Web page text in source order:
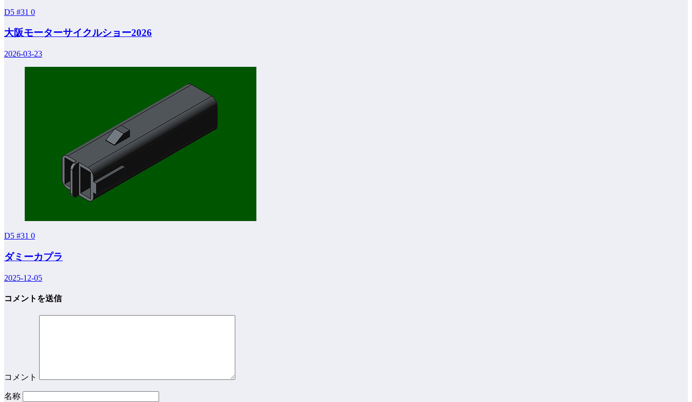
D5 #31 0
大阪モーターサイクルショー2026
2026-03-23
D5 #31 0
ダミーカプラ
2025-12-05
コメントを送信
コメント
名称